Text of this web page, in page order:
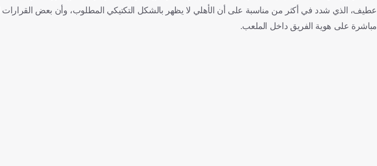
عطيف، الذي شدد في أكثر من مناسبة على أن الأهلي لا يظهر بالشكل التكتيكي المطلوب، وأن بعض القرارات
مباشرة على هوية الفريق داخل الملعب.